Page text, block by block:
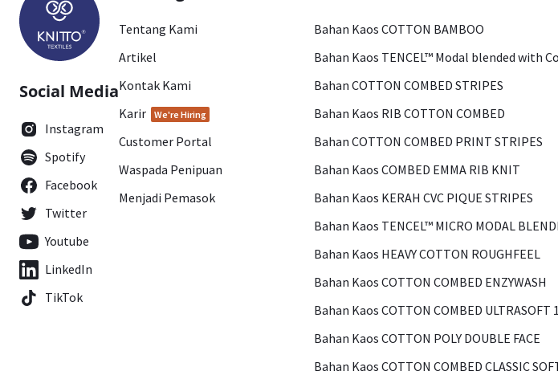
Social Media
Instagram
Spotify
Facebook
Twitter
Youtube
LinkedIn
TikTok
Tentang Kami
Artikel
Kontak Kami
Karir
We're Hiring
Customer Portal
Waspada Penipuan
Menjadi Pemasok
Bahan Kaos COTTON BAMBOO
Bahan Kaos TENCEL™ Modal blended with
Bahan COTTON COMBED STRIPES
Bahan Kaos RIB COTTON COMBED
Bahan COTTON COMBED PRINT STRIPES
Bahan Kaos COMBED EMMA RIB KNIT
Bahan Kaos KERAH CVC PIQUE STRIPES
Bahan Kaos TENCEL™ MICRO MODAL
Bahan Kaos HEAVY COTTON ROUGHFEEL
Bahan Kaos COTTON COMBED ENZYWASH
Bahan Kaos COTTON COMBED ULTRASOFT
Bahan Kaos COTTON POLY DOUBLE FACE
Bahan Kaos COTTON COMBED CLASSIC